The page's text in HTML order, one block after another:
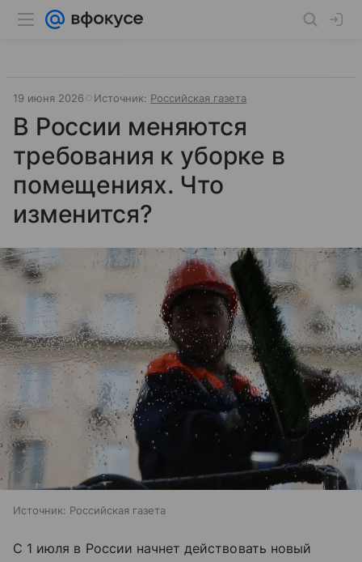
19 июня 2026 Источник: Российская газета
В России меняются
требования к уборке в
помещениях. Что
изменится?
Источник: Российская газета
С 1 июля в России начнет действовать новый